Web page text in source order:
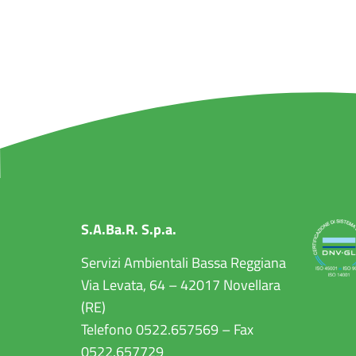
S.A.Ba.R. S.p.a.
Servizi Ambientali Bassa Reggiana
Via Levata, 64 – 42017 Novellara
(RE)
Telefono 0522.657569 – Fax
0522.657729